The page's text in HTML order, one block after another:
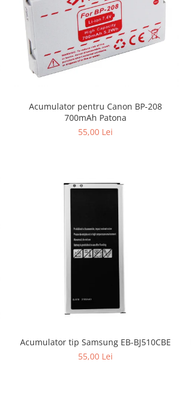
Acumulator pentru Canon BP-208
700mAh Patona
55,00 Lei
Acumulator tip Samsung EB-BJ510CBE
55,00 Lei